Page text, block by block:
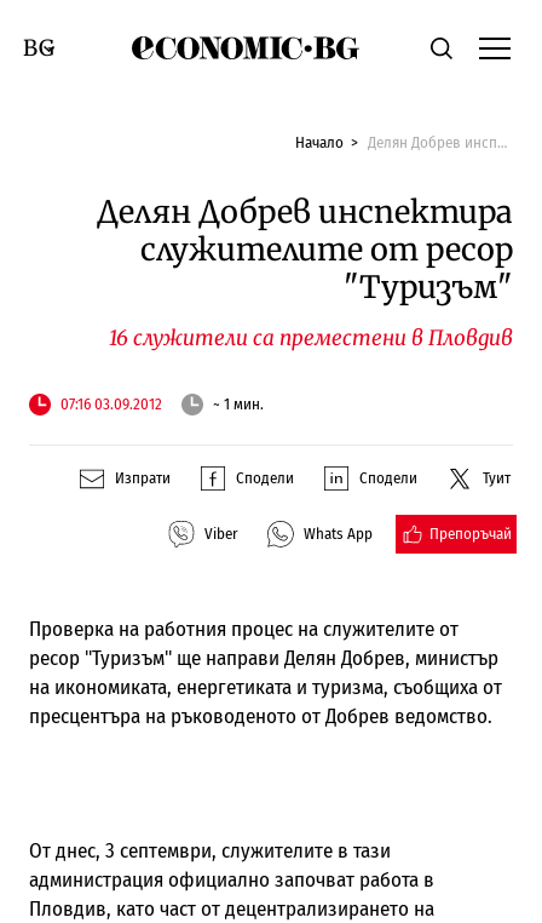
Economic.bgТърсене
Смяна на език
Начало Делян Добрев инспектира служителите от ресор "Туризъм"
Делян Добрев инспектира
служителите от ресор
"Туризъм"
16 служители са преместени в Пловдив
07:16 03.09.2012 ~ 1 мин.
Изпрати Сподели Сподели Туит
Viber Whats App Препоръчай
Проверка на работния процес на служителите от
ресор "Туризъм" ще направи Делян Добрев, министър
на икономиката, енергетиката и туризма, съобщиха от
пресцентъра на ръководеното от Добрев ведомство.
От днес, 3 септември, служителите в тази
администрация официално започват работа в
Пловдив, като част от децентрализирането на